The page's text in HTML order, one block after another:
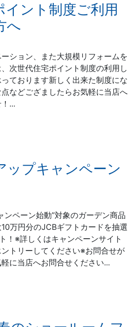
イント制度ご利用
へ
ション、また大規模リフォームを
次世代住宅ポイント制度の利用し
ております新しく出来た制度にな
などござましたらお気軽に当店へ
...
ップキャンペーン
ンペーン始動”対象のガーデン商品
万円分のJCBギフトカードを抽選
！※詳しくはキャンペーンサイト
トリーしてください※お問合せが
に当店へお問合せください...